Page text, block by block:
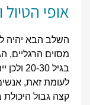
אופי
השלב הבא יהיה
מסוים הרגליים,
בגיל
לעומת זאת,
קצה גבול